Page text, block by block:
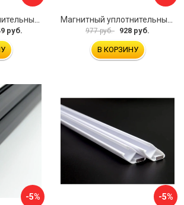
руб. 977 руб. 928 руб.
В КОРЗИНУ
-5% -5%